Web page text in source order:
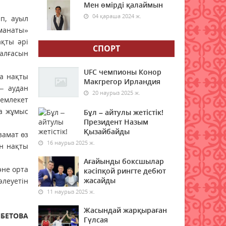
ауыл
әрі
нақты
аудан
жұмыс
өз
нақты
орта
Enbek.kz: Қазақстанда жұмыс
іздеушілер саны өсіп жатыр
06 тамыз 2026 ж. 107
Доллар үздік ондыққа
"әрең" ілінді: Әлемдегі ең
қымбат валюталар тізімі
Аптап, жаңбыр және
бұршақ: 7 тамызға арналған
ауа райы болжамы
06 тамыз 2026 ж. 106
Қазақстан Орталық Азиядағы
көшуге ең қолайлы ел
атанды
06 тамыз 2026 ж.
Мен өмірді қалаймын
04 қараша 2024 ж.
СПОРТ
UFC чемпионы Конор
Макгрегор Ирландия
20 наурыз 2025 ж.
Бұл – айтулы жетістік!
Президент Назым
Қызайбайды
16 наурыз 2025 ж.
Ағайынды боксшылар
кәсіпқой рингте дебют
жасайды
11 наурыз 2025 ж.
Жасындай жарқыраған
Гүлсая